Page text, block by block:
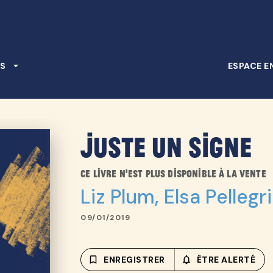
arrow_drop_down ESPACE
Juste un signe
Ce livre n'est plus disponible à la vente
Liz Plum, Elsa Pellegri
09/01/2019
bookmark_border ENREGISTRER ÊTRE ALERTÉ